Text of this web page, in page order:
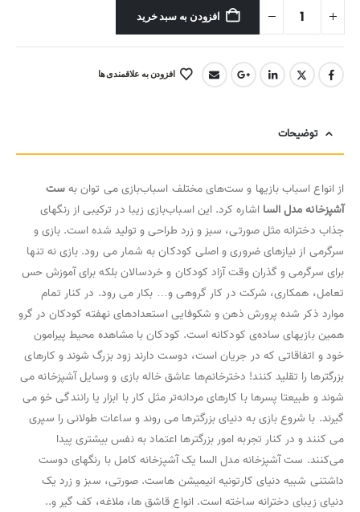
افزودن به سبد خرید
افزودن به علاقمندی ها
توضیحات
از انواع اسباب بازیها و ست‌های مختلف اسباب‌بازی می توان بهست
آشپزخانه مدل السا اشاره کرد. این اسباب‌بازی زیبا در ترکیبی از رنگهای
جذاب دخترانه مثل صورتی، سبز و زرد طراحی و تولید شده است. بازی و
سرگرمی از نیازهای ضروری و اصلی کودکان به شمار می رود. بازی نه تنها
برای سرگرمی و گذران وقت آزاد کودکان و خردسالان بلکه برای آموزش حس
تعامل، همکاری، شرکت در کار گروهی و… بکار می رود. در کنار تمام
موارد ذکر شده پرورش ذهن و شکوفایی استعدادهای نهفته کودکان در گرو
همین بازیهای ساده‌ی کودکانه است. کودکان با مشاهده محیط پیرامون
خود و اتفاقاتی که در جریان است، دوست دارند زود بزرگ شوند و کارهای
بزرگترها را تقلید کنند! دخترخانم‌ها عاشق خاله بازی و وسایل آشپزخانه می
شوند و طبیعتا پسرها با کارهای مردانه‌تر مثل کار با ابزار یا رانندگی خو می
گیرند. با شروع بازی به دنیای بزرگترها می روند و ساعات طولانی را سپری
می کنند و در کنار تجربه امور بزرگترها اعتماد به نفس بیشتری پیدا
می‌کنند. ست آشپزخانه مدل السا یک آشپزخانه کامل با رنگهای دوست
داشتنی شبیه دنیای کارتونیه انیمیشن هاست. صورتی، سبز و زرد یک
دنیای زیبای دخترانه ساخته است. انواع قاشق ها، ملاغه، کف گیر و..